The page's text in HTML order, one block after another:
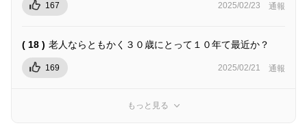
167 2025/02/23 通報
( 18 ) 老人ならともかく３０歳にとって１０年て最近か？
169 2025/02/21 通報
もっと見る